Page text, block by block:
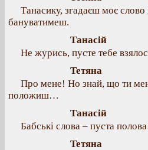
Танасику, згадаєш моє слово
бануватимеш.
Танасій
Не журись, пусте тебе
Тетяна
Про мене! Но знай, що ти
положиш…
Танасій
Бабські слова – пуста
Тетяна